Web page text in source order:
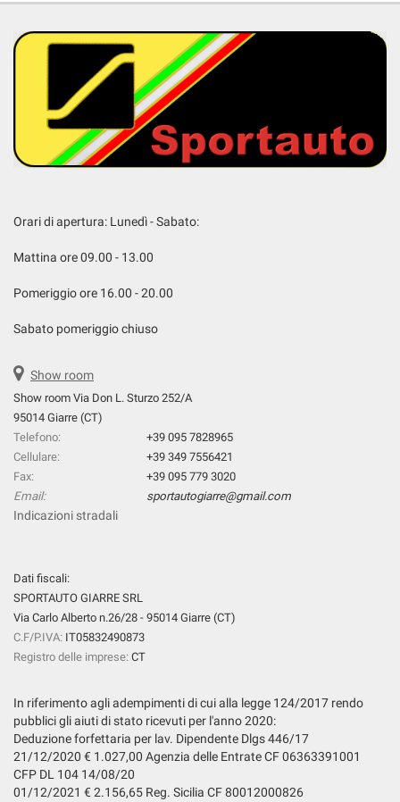
Orari di apertura: Lunedì - Sabato:
Mattina ore 09.00 - 13.00
Pomeriggio ore 16.00 - 20.00
Sabato pomeriggio chiuso
Show room
Show room Via Don L. Sturzo 252/A
95014 Giarre (CT)
Telefono:
+39 095 7828965
Cellulare:
+39 349 7556421
Fax:
+39 095 779 3020
Email:
sportautogiarre@gmail.com
Indicazioni stradali
Dati fiscali:
SPORTAUTO GIARRE SRL
Via Carlo Alberto n.26/28 - 95014 Giarre (CT)
C.F/P.IVA: IT05832490873
Registro delle imprese: CT
In riferimento agli adempimenti di cui alla legge 124/2017 rendo
pubblici gli aiuti di stato ricevuti per l'anno 2020:
Deduzione forfettaria per lav. Dipendente Dlgs 446/17
21/12/2020 € 1.027,00 Agenzia delle Entrate CF 06363391001
CFP DL 104 14/08/20
01/12/2021 € 2.156,65 Reg. Sicilia CF 80012000826